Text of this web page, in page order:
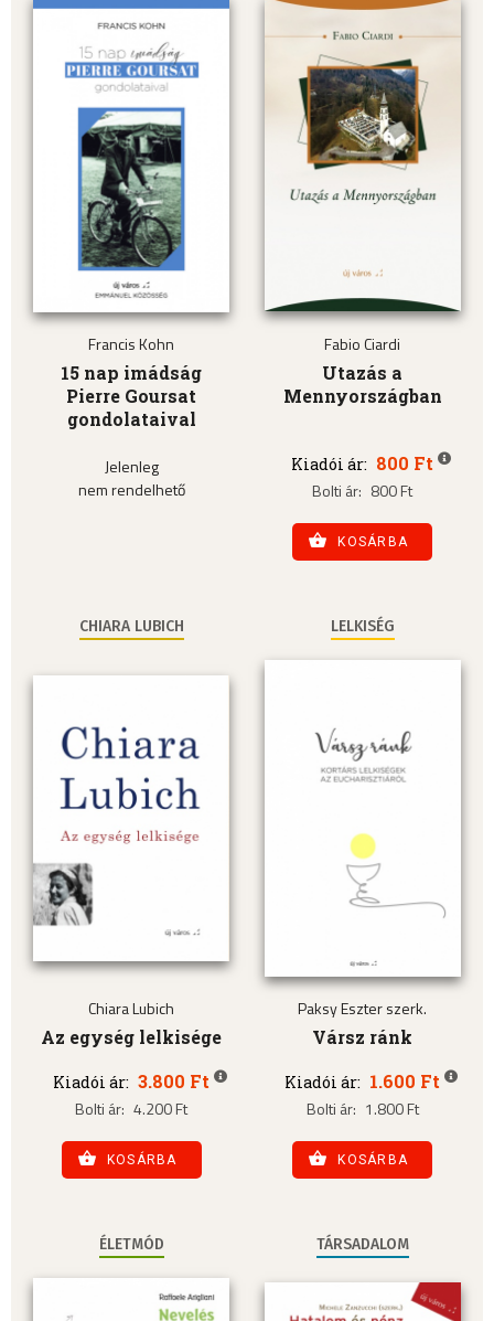
Francis Kohn
15 nap imádság
Pierre Goursat
gondolataival
Jelenleg
nem rendelhető
Fabio Ciardi
Utazás a
Mennyországban
Kiadói ár: 800 Ft
Bolti ár: 800 Ft
KOSÁRBA
CHIARA LUBICH
Chiara Lubich
Az egység lelkisége
Kiadói ár: 3.800 Ft
Bolti ár: 4.200 Ft
KOSÁRBA
LELKISÉG
Paksy Eszter szerk.
Vársz ránk
Kiadói ár: 1.600 Ft
Bolti ár: 1.800 Ft
KOSÁRBA
ÉLETMÓD TÁRSADALOM